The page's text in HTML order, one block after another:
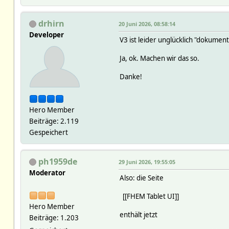
drhirn
Developer
Hero Member
Beiträge: 2.119
Gespeichert
20 Juni 2026, 08:58:14
V3 ist leider unglücklich
Ja, ok. Machen wir das so.
Danke!
ph1959de
Moderator
Hero Member
Beiträge: 1.203
29 Juni 2026, 19:55:05
Also: die Seite
[[FHEM Tablet UI]]
enthält jetzt